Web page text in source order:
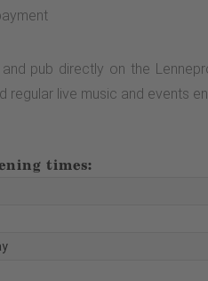
pub directly on the
regular live music and events
times: